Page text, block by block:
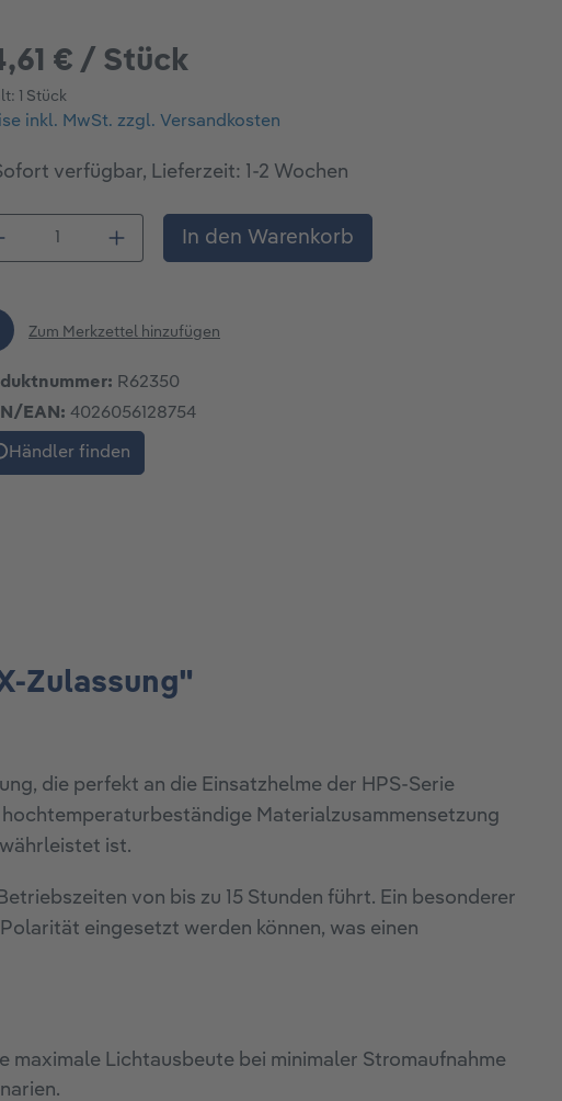
€ / Stück
1 Stück
inkl. MwSt. zzgl. Versandkosten
verfügbar, Lieferzeit: 1-2 Wochen
Anzahl: Gib den gewünschten Wert
In den Warenkorb
Zum Merkzettel hinzufügen
R62350
EAN: 4026056128754
Händler finden
Zulassung"
die perfekt an die Einsatzhelme der HPS-Serie
Materialzusammensetzung
ist.
von bis zu 15 Stunden führt. Ein besonderer
eingesetzt werden können, was einen
maximale Lichtausbeute bei minimaler Stromaufnahme